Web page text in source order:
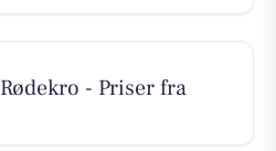
- Priser fra